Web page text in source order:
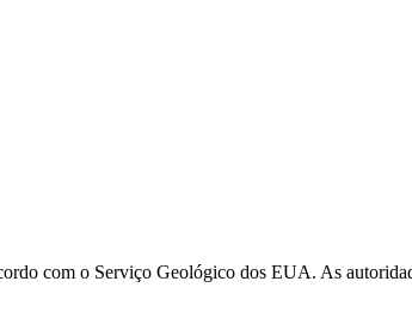
com o Serviço Geológico dos EUA. As